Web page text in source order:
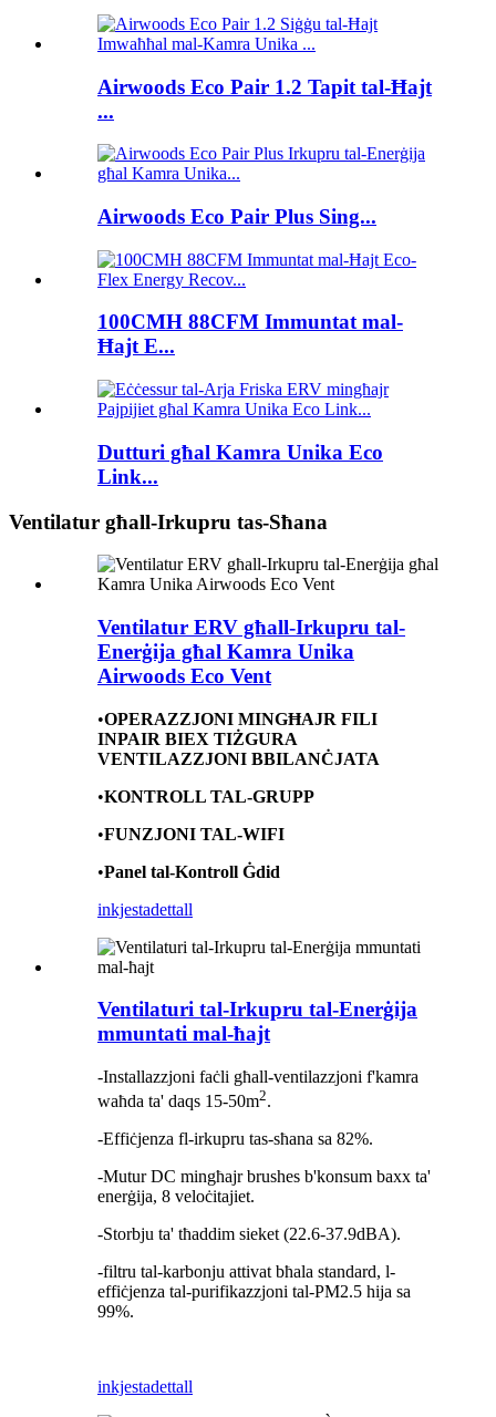
Airwoods Eco Pair 1.2 Tapit tal-Ħajt
...
Airwoods Eco Pair Plus Sing...
100CMH 88CFM Immuntat mal-
Ħajt E...
Dutturi għal Kamra Unika Eco
Link...
Ventilatur għall-Irkupru tas-Sħana
Ventilatur ERV għall-Irkupru tal-
Enerġija għal Kamra Unika
Airwoods Eco Vent
•OPERAZZJONI MINGĦAJR FILI
INPAIR BIEX TIŻGURA
VENTILAZZJONI BBILANĊJATA
•KONTROLL TAL-GRUPP
•FUNZJONI TAL-WIFI
•Panel tal-Kontroll Ġdid
inkjestadettall
Ventilaturi tal-Irkupru tal-Enerġija
mmuntati mal-ħajt
-Installazzjoni faċli għall-ventilazzjoni f'kamra
waħda ta' daqs 15-50m2.
-Effiċjenza fl-irkupru tas-sħana sa 82%.
-Mutur DC mingħajr brushes b'konsum baxx ta'
enerġija, 8 veloċitajiet.
-Storbju ta' tħaddim sieket (22.6-37.9dBA).
-filtru tal-karbonju attivat bħala standard, l-
effiċjenza tal-purifikazzjoni tal-PM2.5 hija sa
99%.
inkjestadettall